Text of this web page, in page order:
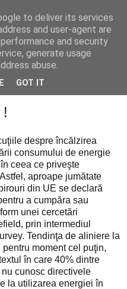
informație și opinie;
despre încălzirea
consumului de energie
ceea ce priveşte
aproape jumătate
din UE se declară
a cumpăra sau
unei cercetări
prin intermediul
Tendinţa de aliniere la
moment cel puţin,
în care 40% dintre
cunosc directivele
la utilizarea energiei în
to deliver its services
and user-agent are
and security
generate usage
abuse.
GOT IT